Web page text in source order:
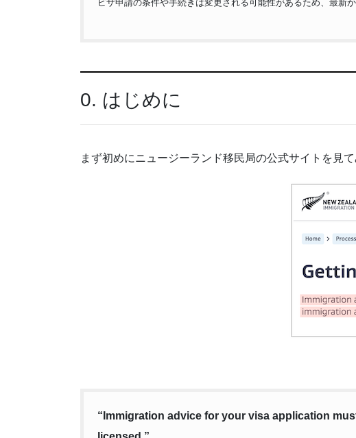
ビザ申請の条件や手続きは変更される可能性があるため、最新
0. はじめに
まず初めにニュージーランド移民局の公式サイトを見
“Immigration advice for your visa application